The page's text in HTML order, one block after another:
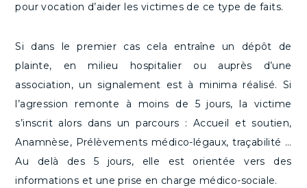
pour vocation d’aider les victimes de ce type de faits.
Si dans le premier cas cela entraîne un dépôt de
plainte, en milieu hospitalier ou auprès d’une
association, un signalement est à minima réalisé. Si
l’agression remonte à moins de 5 jours, la victime
s’inscrit alors dans un parcours : Accueil et soutien,
Anamnèse, Prélèvements médico-légaux, traçabilité …
Au delà des 5 jours, elle est orientée vers des
informations et une prise en charge médico-sociale.